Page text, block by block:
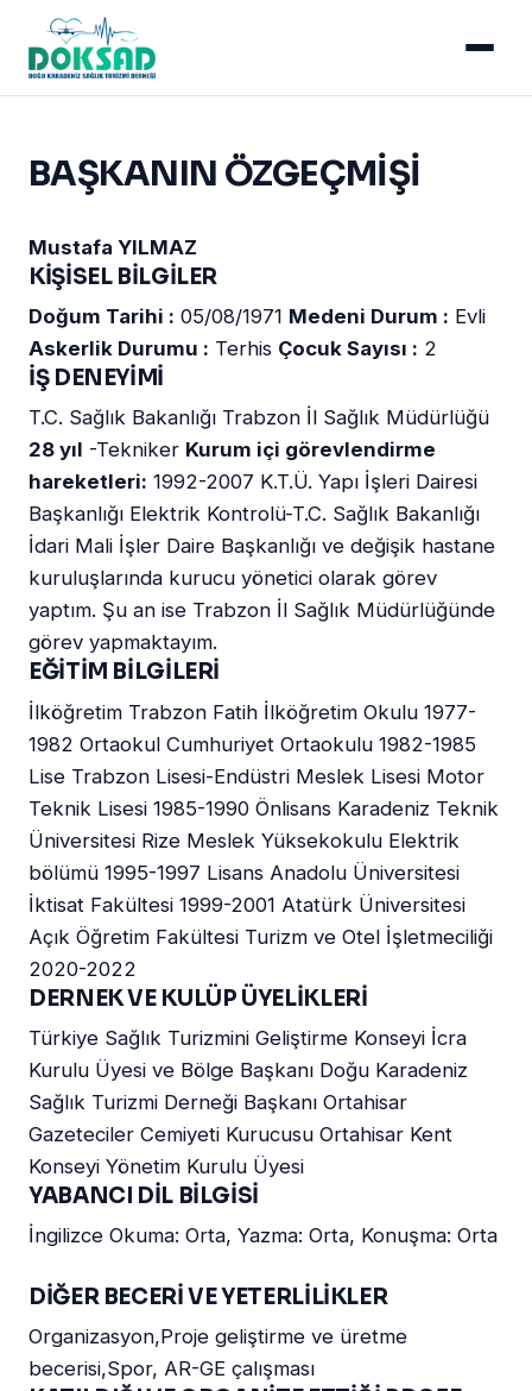
BAŞKANIN ÖZGEÇMİŞİ
Mustafa YILMAZ
KİŞİSEL BİLGİLER
Doğum Tarihi : 05/08/1971 Medeni Durum : Evli
Askerlik Durumu : Terhis Çocuk Sayısı : 2
İŞ DENEYİMİ
T.C. Sağlık Bakanlığı Trabzon İl Sağlık Müdürlüğü
28 yıl -Tekniker Kurum içi görevlendirme
hareketleri: 1992-2007 K.T.Ü. Yapı İşleri Dairesi
Başkanlığı Elektrik Kontrolü-T.C. Sağlık Bakanlığı
İdari Mali İşler Daire Başkanlığı ve değişik hastane
kuruluşlarında kurucu yönetici olarak görev
yaptım. Şu an ise Trabzon İl Sağlık Müdürlüğünde
görev yapmaktayım.
EĞİTİM BİLGİLERİ
İlköğretim Trabzon Fatih İlköğretim Okulu 1977-
1982 Ortaokul Cumhuriyet Ortaokulu 1982-1985
Lise Trabzon Lisesi-Endüstri Meslek Lisesi Motor
Teknik Lisesi 1985-1990 Önlisans Karadeniz Teknik
Üniversitesi Rize Meslek Yüksekokulu Elektrik
bölümü 1995-1997 Lisans Anadolu Üniversitesi
İktisat Fakültesi 1999-2001 Atatürk Üniversitesi
Açık Öğretim Fakültesi Turizm ve Otel İşletmeciliği
2020-2022
DERNEK VE KULÜP ÜYELİKLERİ
Türkiye Sağlık Turizmini Geliştirme Konseyi İcra
Kurulu Üyesi ve Bölge Başkanı Doğu Karadeniz
Sağlık Turizmi Derneği Başkanı Ortahisar
Gazeteciler Cemiyeti Kurucusu Ortahisar Kent
Konseyi Yönetim Kurulu Üyesi
YABANCI DİL BİLGİSİ
İngilizce Okuma: Orta, Yazma: Orta, Konuşma: Orta
DİĞER BECERİ VE YETERLİLİKLER
Organizasyon,Proje geliştirme ve üretme
becerisi,Spor, AR-GE çalışması